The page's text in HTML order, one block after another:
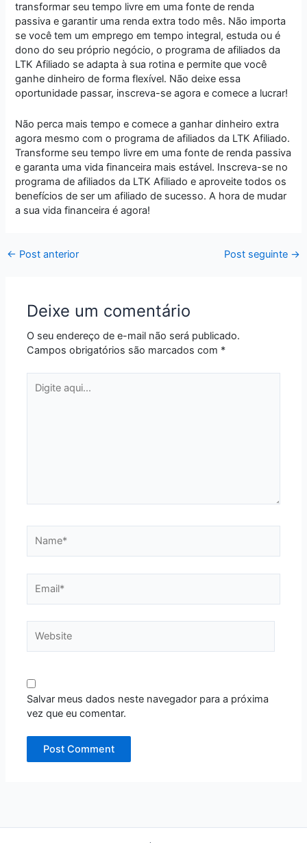
transformar seu tempo livre em uma fonte de renda
passiva e garantir uma renda extra todo mês. Não importa
se você tem um emprego em tempo integral, estuda ou é
dono do seu próprio negócio, o programa de afiliados da
LTK Afiliado se adapta à sua rotina e permite que você
ganhe dinheiro de forma flexível. Não deixe essa
oportunidade passar, inscreva-se agora e comece a lucrar!
Não perca mais tempo e comece a ganhar dinheiro extra
agora mesmo com o programa de afiliados da LTK Afiliado.
Transforme seu tempo livre em uma fonte de renda passiva
e garanta uma vida financeira mais estável. Inscreva-se no
programa de afiliados da LTK Afiliado e aproveite todos os
benefícios de ser um afiliado de sucesso. A hora de mudar
a sua vida financeira é agora!
← Post anterior Post seguinte →
Deixe um comentário
O seu endereço de e-mail não será publicado.
Campos obrigatórios são marcados com *
aqui...
Salvar meus dados neste navegador para a próxima
vez que eu comentar.